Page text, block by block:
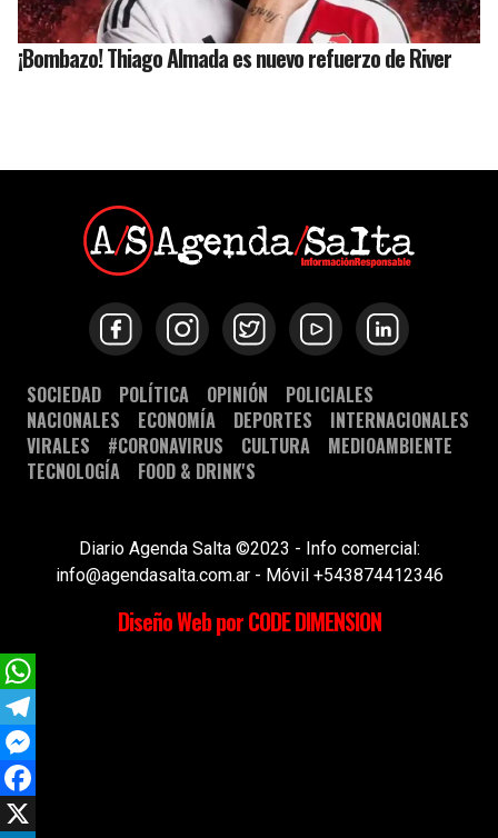
¡Bombazo! Thiago Almada es nuevo refuerzo de River
SOCIEDAD POLÍTICA OPINIÓN
POLICIALES
NACIONALES
ECONOMÍA DEPORTES
INTERNACIONALES
VIRALES
#CORONAVIRUS CULTURA
MEDIOAMBIENTE
TECNOLOGÍA
FOOD & DRINK'S
Diario Agenda Salta ©2023 - Info comercial:
info@agendasalta.com.ar - Móvil +543874412346
Diseño Web por CODE DIMENSION
WhatsApp
Telegram
Messenger
Facebook